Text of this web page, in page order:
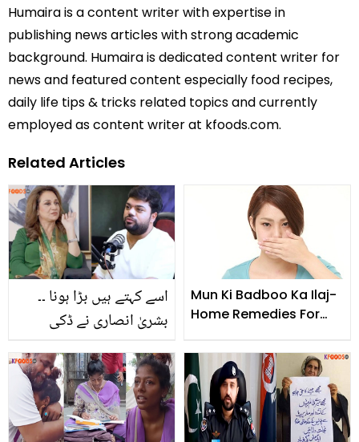
Humaira is a content writer with expertise in
publishing news articles with strong academic
background. Humaira is dedicated content writer for
news and featured content especially food recipes,
daily life tips & tricks related topics and currently
employed as content writer at kfoods.com.
Related Articles
اسے کہتے ہیں بڑا ہونا ۔۔
بشریٰ انصاری نے ڈکی
بھائی کے حالیہ بیان پر کیا
جواب دیا؟ ہر کوئی تعریف
کر اٹھا
Mun Ki Badboo Ka Ilaj-
Home Remedies For